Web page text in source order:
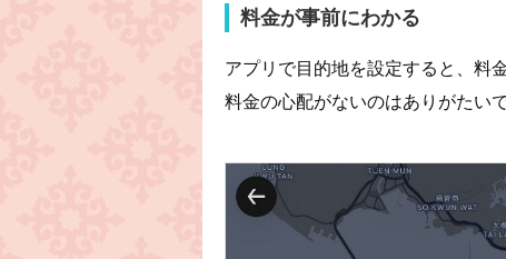
料金が事前にわかる
アプリで目的地を設定すると、料
料金の心配がないのはありがたい